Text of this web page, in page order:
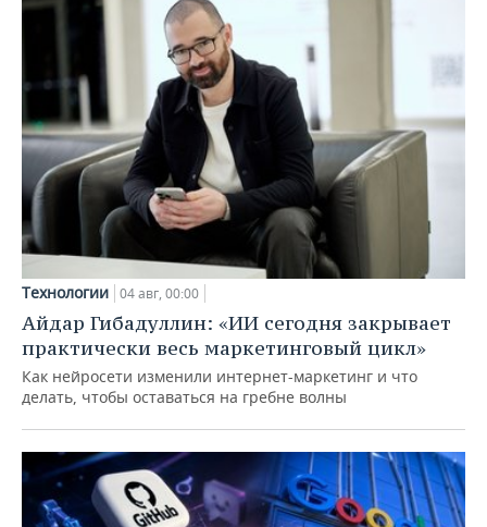
Технологии 04 авг, 00:00
Айдар Гибадуллин: «ИИ сегодня закрывает
практически весь маркетинговый цикл»
Как нейросети изменили интернет-маркетинг и что
делать, чтобы оставаться на гребне волны